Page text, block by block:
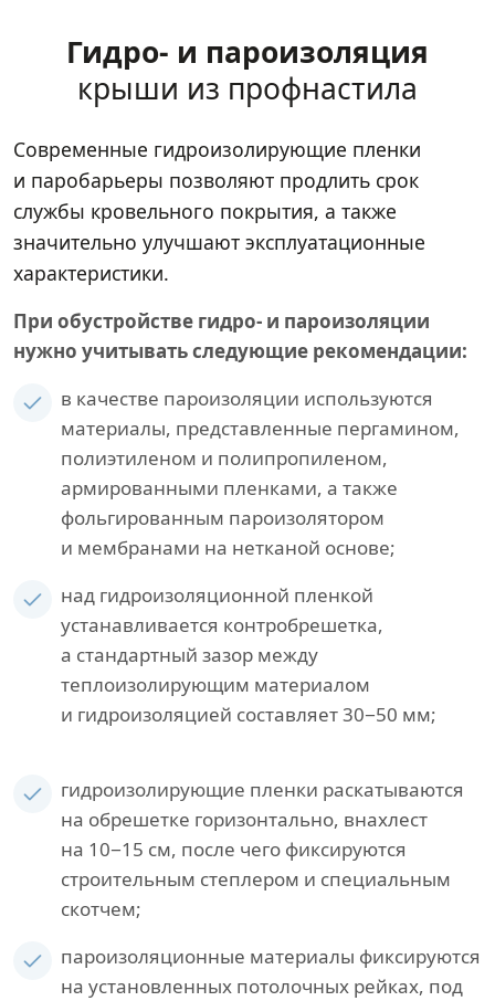
Гидро- и пароизоляция
крыши из профнастила
Современные гидроизолирующие пленки
и паробарьеры позволяют продлить срок
службы кровельного покрытия, а также
значительно улучшают эксплуатационные
характеристики.
При обустройстве гидро- и пароизоляции
нужно учитывать следующие рекомендации:
в качестве пароизоляции используются
материалы, представленные пергамином,
полиэтиленом и полипропиленом,
армированными пленками, а также
фольгированным пароизолятором
и мембранами на нетканой основе;
над гидроизоляционной пленкой
устанавливается контробрешетка,
а стандартный зазор между
теплоизолирующим материалом
и гидроизоляцией составляет 30−50 мм;
гидроизолирующие пленки раскатываются
на обрешетке горизонтально, внахлест
на 10−15 см, после чего фиксируются
строительным степлером и специальным
скотчем;
пароизоляционные материалы фиксируются
на установленных потолочных рейках, под